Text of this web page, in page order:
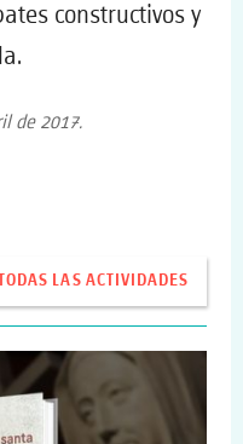
constructivos y
de 2017.
LAS ACTIVIDADES